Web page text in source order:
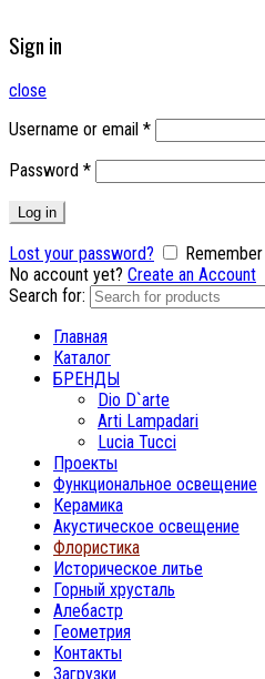
Sign in
close
Username or email *
Password *
Log in
Lost your password?
No account yet? Create an Account
Search for:
Главная
Каталог
БРЕНДЫ
Dio D`arte
Arti Lampadari
Lucia Tucci
Проекты
Функциональное освещение
Керамика
Акустическое освещение
Флористика
Историческое литье
Горный хрусталь
Алебастр
Геометрия
Контакты
Загрузки